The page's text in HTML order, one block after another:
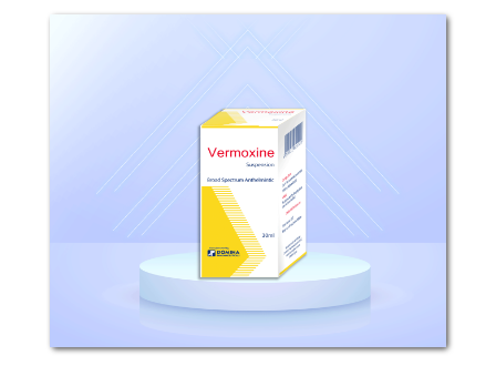
فيرموكسين
ميبندازول. آلية التأثير: فيرموكسين مضاد
للديدان واسع الطيف، فعّال جداً...